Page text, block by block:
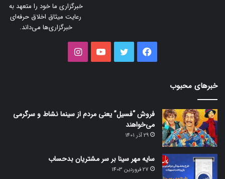
خبرگزاری ما خود را متعهد به
رعایت میثاق اخلاق حرفه‌ای
خبرگزاری‌ها می‌داند.
فیس
توییتر یوتیوب
خبرهای محبوب
فروش “فسیل” یعنی مردم از سینما نشاط و سرگرمی
می‌خواهند
29 آذر 1401
سایه مهر سینا بر سر مشتریان بدحساب
27 فروردین 1403